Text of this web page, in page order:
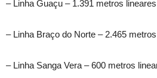
– Linha Guaçu – 1.391 metros lineares
– Linha Braço do Norte – 2.465
– Linha Sanga Vera – 600 metros